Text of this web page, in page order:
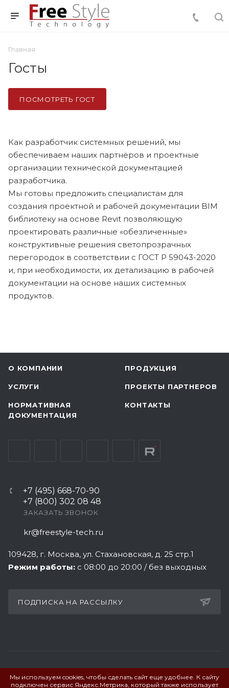
Главная
Госты
ПОСМОТРЕТЬ ГОСТ
Как разработчик системных решений, мы
обеспечиваем наших партнёров и проектные
организации технической документацией
разработчика.
Мы готовы предложить специалистам для
создания проектной и рабочей документации BIM
библиотеку на основе Revit позволяющую
проектировать различные «обезличенные»
конструктивные решения светопрозрачных
перегородок в соответствии с ГОСТ Р 59043-2020
и, при необходимости, их детализацию в рабочей
документации на основе наших системных
продуктов.
О КОМПАНИИ ПРОДУКЦИЯ
УСЛУГИ ПРОЕКТЫ ПАРТНЕРОВ
НОРМАТИВНАЯ
ДОКУМЕНТАЦИЯ
КОНТАКТЫ
+7 (495) 668-70-90
+7 (800) 302 08 48
ЗАКАЗАТЬ ЗВОНОК
kr@freestyle-tech.ru
109428, г. Москва, ул. Стахановская, д. 25 стр.1
Режим работы: с 08:00 до 20:00 / без выходных
ПОДПИСКА НА РАССЫЛКУ
ПОЛИТИКА КОНФИДЕНЦИАЛЬНОСТИ
Мы используем cookies, чтобы сделать сайт еще удобнее. К сайту
подключен сервис Яндекс.Метрика, который также использует